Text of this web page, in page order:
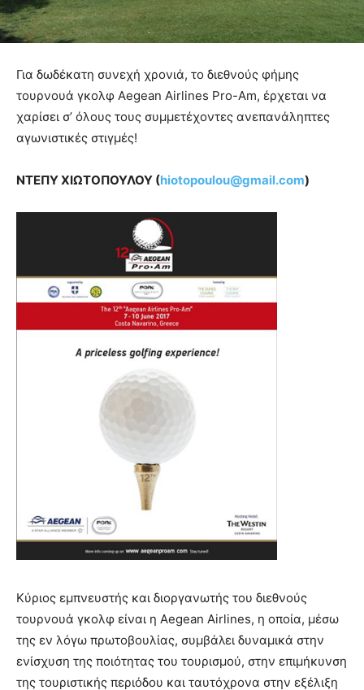
Για δωδέκατη συνεχή χρονιά, το διεθνούς φήμης
τουρνουά γκολφ Αegean Airlines Pro-Am, έρχεται να
χαρίσει σ’ όλους τους συμμετέχοντες ανεπανάληπτες
αγωνιστικές στιγμές!
ΝΤΕΠΥ ΧΙΩΤΟΠΟΥΛΟΥ (hiotopoulou@gmail.com)
Κύριος εμπνευστής και διοργανωτής του διεθνούς
τουρνουά γκολφ είναι η Aegean Airlines, η οποία, μέσω
της εν λόγω πρωτοβουλίας, συμβάλει δυναμικά στην
ενίσχυση της ποιότητας του τουρισμού, στην επιμήκυνση
της τουριστικής περιόδου και ταυτόχρονα στην εξέλιξη